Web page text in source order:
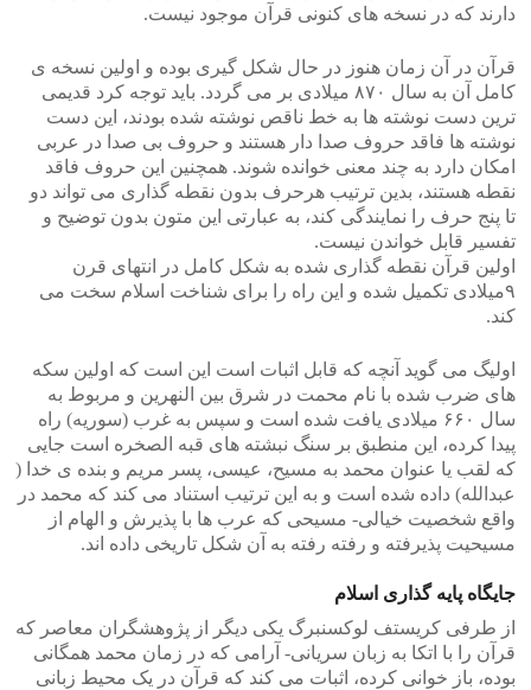
دارند که در نسخه های کنونی قرآن موجود نیست.
قرآن در آن زمان هنوز در حال شکل گیری بوده و اولین نسخه ی
کامل آن به سال ۸۷۰ میلادی بر می گردد. باید توجه کرد قدیمی
ترین دست نوشته ها به خط ناقص نوشته شده بودند، این دست
نوشته ها فاقد حروف صدا دار هستند و حروف بی صدا در عربی
امکان دارد به چند معنی خوانده شوند. همچنین این حروف فاقد
نقطه هستند، بدین ترتیب هرحرف بدون نقطه گذاری می تواند دو
تا پنج حرف را نمایندگی کند، به عبارتی این متون بدون توضیح و
تفسیر قابل خواندن نیست.
اولین قرآن نقطه گذاری شده به شکل کامل در انتهای قرن
۹میلادی تکمیل شده و این راه را برای شناخت اسلام سخت می
کند.
اولیگ می گوید آنچه که قابل اثبات است این است که اولین سکه
های ضرب شده با نام محمت در شرق بین النهرین و مربوط به
سال ۶۶۰ میلادی یافت شده است و سپس به غرب (سوریه) راه
پیدا کرده، این منطبق بر سنگ نبشته های قبه الصخره است جایی
که لقب یا عنوان محمد به مسیح، عیسی، پسر مریم و بنده ی خدا (
عبدالله) داده شده است و به این ترتیب استناد می کند که محمد در
واقع شخصیت خیالی- مسیحی که عرب ها با پذیرش و الهام از
مسیحیت پذیرفته و رفته رفته به آن شکل تاریخی داده اند.
جایگاه پایه گذاری اسلام
از طرفی کریستف لوکسنبرگ یکی دیگر از پژوهشگران معاصر که
قرآن را با اتکا به زبان سریانی- آرامی که در زمان محمد همگانی
بوده، باز خوانی کرده، اثبات می کند که قرآن در یک محیط زبانی